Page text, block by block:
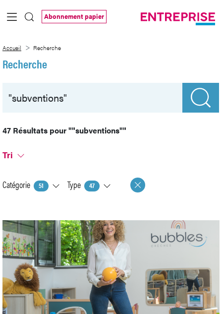
Saut au contenu principal
Abonnement papier
Accueil Recherche
Recherche
47 Résultats pour""subventions""
Tri
Catégorie 51 Type 47